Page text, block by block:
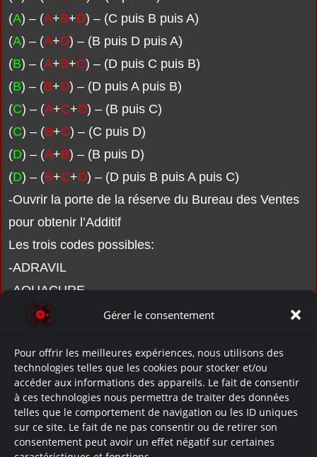
Gérer le consentement
Pour offrir les meilleures expériences, nous utilisons des
technologies telles que les cookies pour stocker et/ou
accéder aux informations des appareils. Le fait de consentir
à ces technologies nous permettra de traiter des données
telles que le comportement de navigation ou les ID uniques
sur ce site. Le fait de ne pas consentir ou de retirer son
consentement peut avoir un effet négatif sur certaines
(A) – (A+B+D) – (C puis B puis A)
(A) – (A+D) – (B puis D puis A)
(B) – (A+B+C) – (D puis C puis B)
(B) – (B+D) – (D puis A puis B)
(C) – (A+C+D) – (B puis C)
(C) – (B+C) – (C puis D)
(D) – (A+B) – (B puis D)
(D) – (B+C+D) – (D puis B puis A puis C)
-Ouvrir la porte de la réserve du Bureau des Ventes
pour obtenir l’Additif
Les trois codes possibles:
-ADRAVIL
-AQUACURE
-SAFSPRIN
C’est le 13ème document à récupérer pour obtenir le
«JOURNAL DE JILL « !
Le précédent:MEMO DU JOURNALISTE
Le suivant: RAPPORT DU GERANT
Connexion avec le lore: